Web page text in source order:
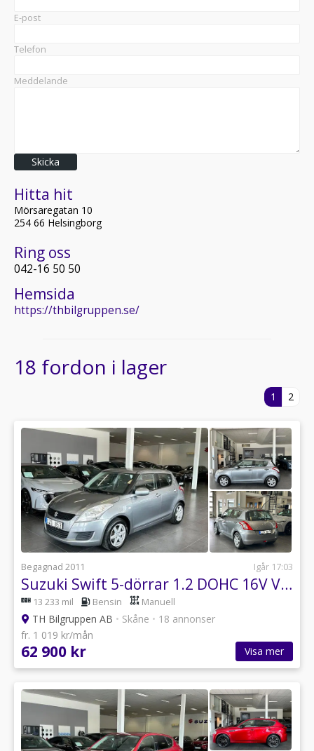
E-post
Telefon
Meddelande
Skicka
Hitta hit
​Mörsaregatan 10
254 66 Helsingborg
Ring oss
042-16 50 50
Hemsida
https://thbilgruppen.se/
18 fordon i lager
1 2
Begagnad 2011 Igår 17:03
Suzuki Swift 5-dörrar 1.2 DOHC 16V VVT - V-Hjul Ingår
13 233 mil Bensin Manuell
TH Bilgruppen AB • Skåne • 18 annonser
fr. 1 019 kr/mån
62 900 kr Visa mer